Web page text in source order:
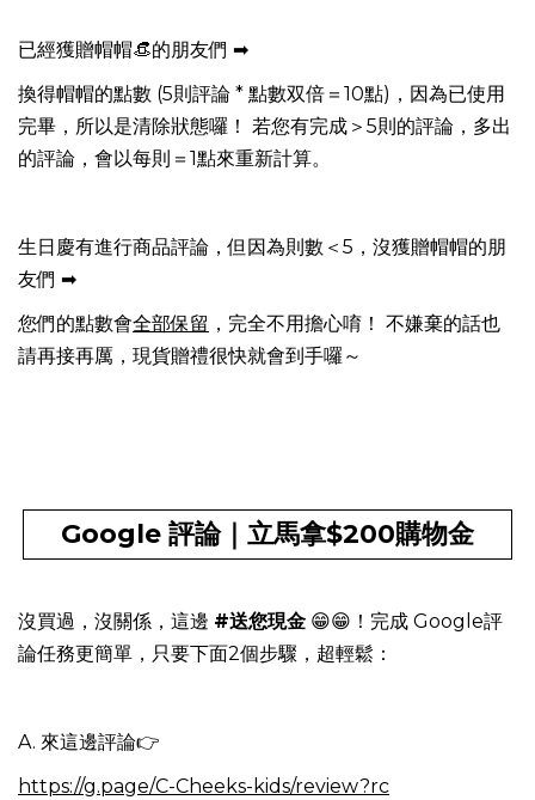
已經獲贈帽帽👒的朋友們 ➡
換得帽帽的點數 (5則評論 * 點數双倍＝10點)，因為已使用
完畢，所以是清除狀態囉！ 若您有完成＞ 5則的評論 ，多出
的評論，會以每則 ＝1點來重新計算。
生日慶有進行商品評論，但因為則數＜5，沒獲贈帽帽的朋
友們 ➡
您們的點數會全部保留 ，完全不用擔心唷！ 不嫌棄的話也
請再接再厲，現貨贈禮很快就會到手囉～
Google 評論｜立馬拿$200購物金
沒買過，沒關係，這邊 #送您現金 😁😁！完成 Google評
論任務更簡單，只要下面2個步驟，超輕鬆：
A. 來這邊評論👉
https://g.page/C-Cheeks-kids/review?rc